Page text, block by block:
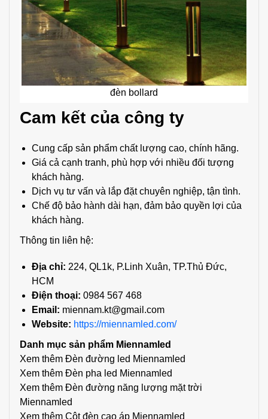
đèn bollard
Cam kết của công ty
Cung cấp sản phẩm chất lượng cao, chính hãng.
Giá cả cạnh tranh, phù hợp với nhiều đối tượng
khách hàng.
Dịch vụ tư vấn và lắp đặt chuyên nghiệp, tận tình.
Chế độ bảo hành dài hạn, đảm bảo quyền lợi của
khách hàng.
Thông tin liên hệ:
Địa chỉ: 224, QL1k, P.Linh Xuân, TP.Thủ Đức,
HCM
Điện thoại: 0984 567 468
Email: miennam.kt@gmail.com
Website: https://miennamled.com/
Danh mục sản phẩm Miennamled
Xem thêm Đèn đường led Miennamled
Xem thêm Đèn pha led Miennamled
Xem thêm Đèn đường năng lượng mặt trời
Miennamled
Xem thêm Cột đèn cao áp Miennamled